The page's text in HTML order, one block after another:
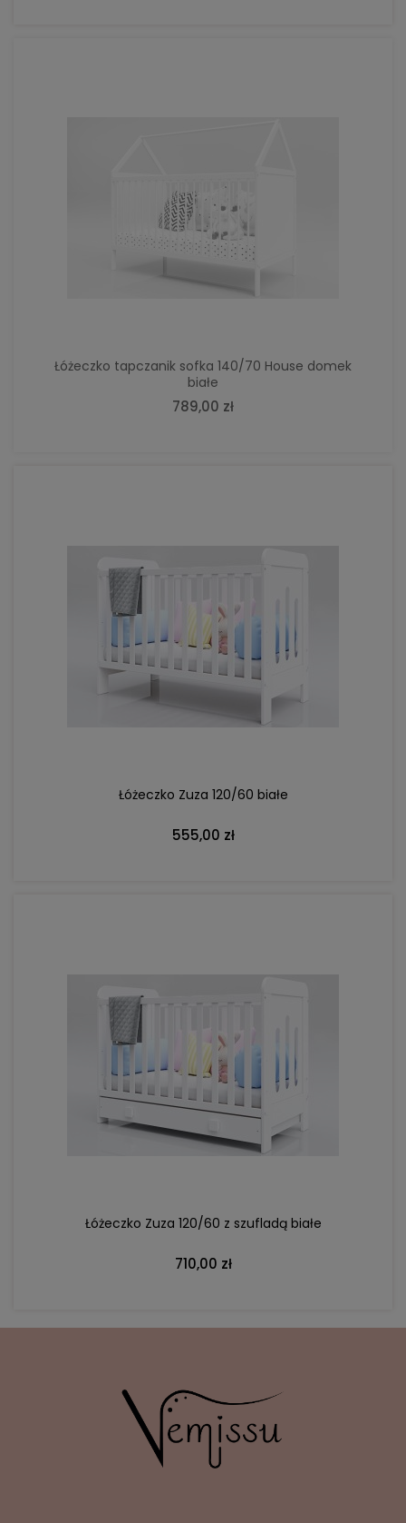
Łóżeczko tapczanik sofka 140/70 House domek
białe
789,00 zł
Łóżeczko Zuza 120/60 białe
555,00 zł
DO KOSZYKA
Łóżeczko Zuza 120/60 z szufladą białe
710,00 zł
DO KOSZYKA